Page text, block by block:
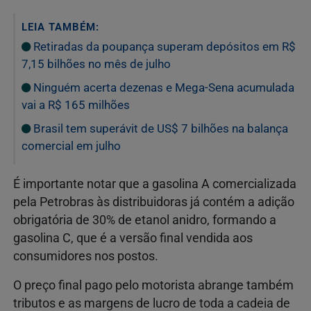
LEIA TAMBÉM:
Retiradas da poupança superam depósitos em R$
7,15 bilhões no mês de julho
Ninguém acerta dezenas e Mega-Sena acumulada
vai a R$ 165 milhões
Brasil tem superávit de US$ 7 bilhões na balança
comercial em julho
É importante notar que a gasolina A comercializada
pela Petrobras às distribuidoras já contém a adição
obrigatória de 30% de etanol anidro, formando a
gasolina C, que é a versão final vendida aos
consumidores nos postos.
O preço final pago pelo motorista abrange também
tributos e as margens de lucro de toda a cadeia de